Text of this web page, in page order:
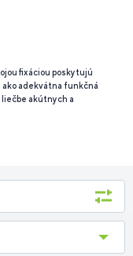
fixáciou poskytujú
adekvátna funkčná
liečbe akútnych a